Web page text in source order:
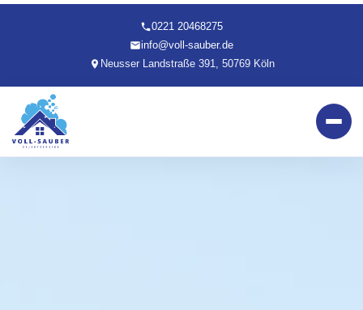
0221 20468275
info@voll-sauber.de
Neusser Landstraße 391, 50769 Köln